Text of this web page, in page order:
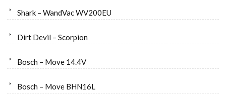
Shark – WandVac WV200EU
Dirt Devil – Scorpion
Bosch – Move 14.4V
Bosch – Move BHN16L